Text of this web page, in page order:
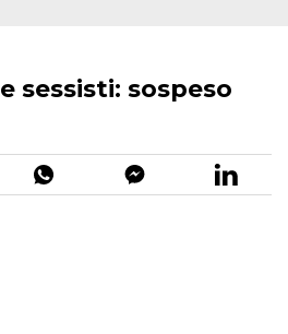
sessisti: sospeso